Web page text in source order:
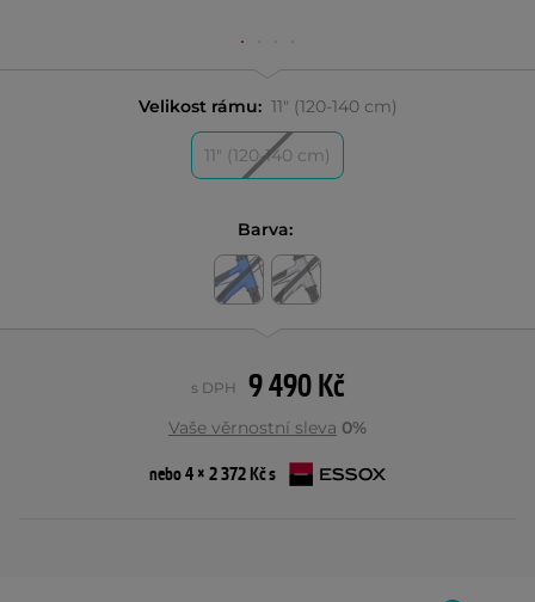
Velikost rámu: 11" (120-140 cm)
11" (120-140 cm)
Barva:
9 490 Kč
s DPH
Vaše věrnostní sleva 0%
nebo 4 × 2 372 Kč s